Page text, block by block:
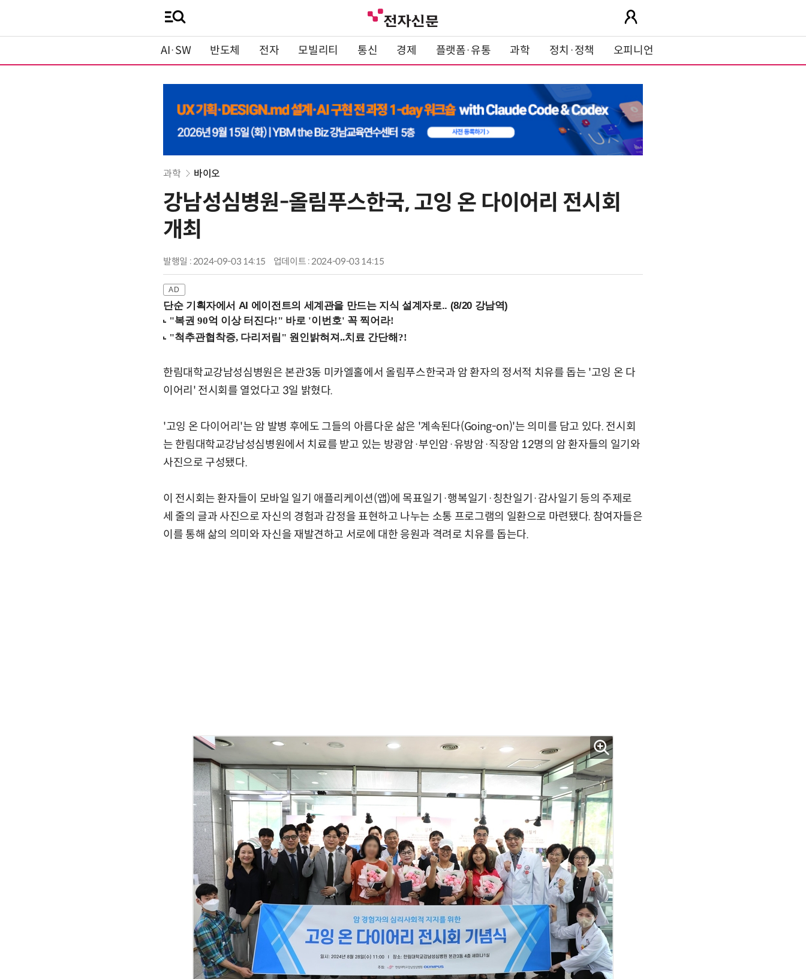
AI·SW 반도체 전자 모빌리티 통신 경제 플랫폼·유통 과학 정치·정책 오피니언
과학 바이오
강남성심병원-올림푸스한국, 고잉 온 다이어리 전시회
개최
발행일 : 2024-09-03 14:15 업데이트 : 2024-09-03 14:15
단순 기획자에서 AI 에이전트의 세계관을 만드는 지식 설계자로.. (8/20 강남역)
한림대학교강남성심병원은 본관3동 미카엘홀에서 올림푸스한국과 암 환자의 정서적 치유를 돕는 '고잉 온 다
이어리' 전시회를 열었다고 3일 밝혔다.
'고잉 온 다이어리'는 암 발병 후에도 그들의 아름다운 삶은 '계속된다(Going-on)'는 의미를 담고 있다. 전시회
는 한림대학교강남성심병원에서 치료를 받고 있는 방광암·부인암·유방암·직장암 12명의 암 환자들의 일기와
사진으로 구성됐다.
이 전시회는 환자들이 모바일 일기 애플리케이션(앱)에 목표일기·행복일기·칭찬일기·감사일기 등의 주제로
세 줄의 글과 사진으로 자신의 경험과 감정을 표현하고 나누는 소통 프로그램의 일환으로 마련됐다. 참여자들은
이를 통해 삶의 의미와 자신을 재발견하고 서로에 대한 응원과 격려로 치유를 돕는다.